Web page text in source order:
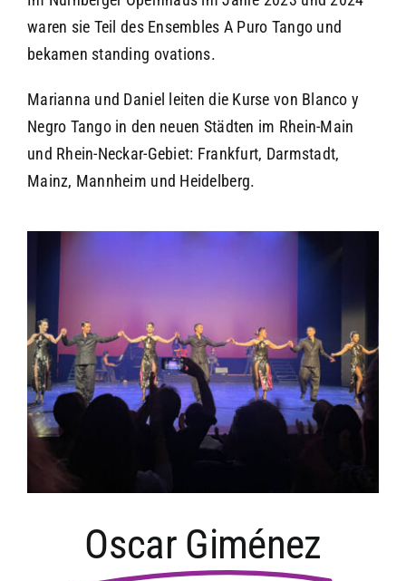
waren sie Teil des Ensembles A Puro Tango und
bekamen standing ovations.
Marianna und Daniel leiten die Kurse von Blanco y
Negro Tango in den neuen Städten im Rhein-Main
und Rhein-Neckar-Gebiet: Frankfurt, Darmstadt,
Mainz, Mannheim und Heidelberg.
Oscar Giménez